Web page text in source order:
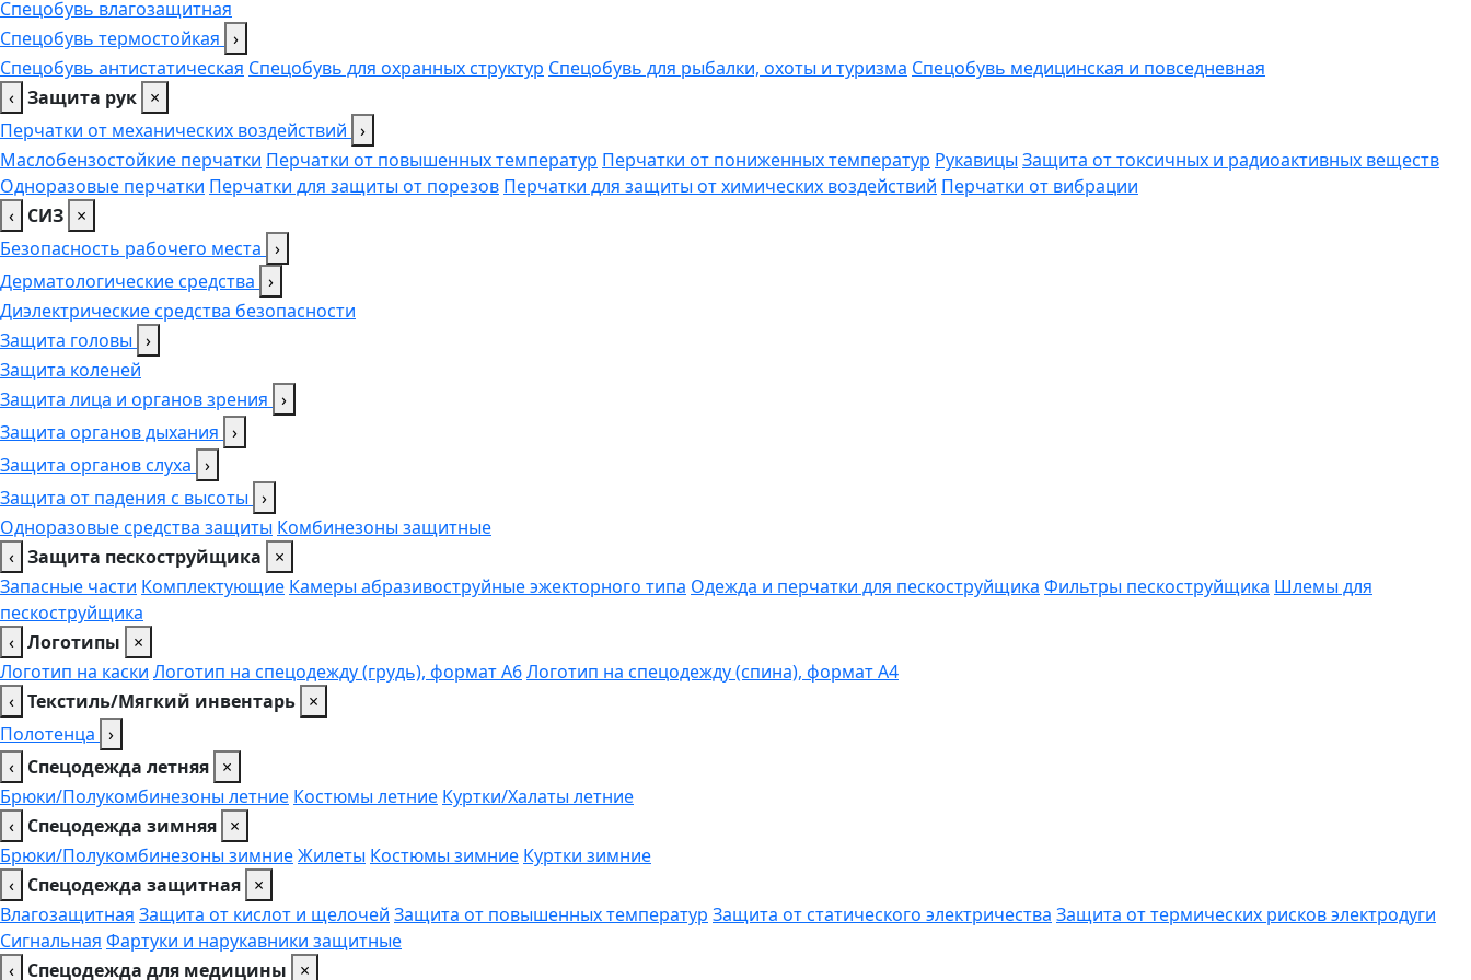
Спецобувь влагозащитная
Спецобувь термостойкая ›
Спецобувь антистатическая Спецобувь для охранных структур Спецобувь для рыбалки, охоты и туризма Спецобувь медицинская и повседневная
‹ Защита рук ×
Перчатки от механических воздействий ›
Маслобензостойкие перчатки Перчатки от повышенных температур Перчатки от пониженных температур Рукавицы Защита от токсичных и радиоактивных веществ
Одноразовые перчатки Перчатки для защиты от порезов Перчатки для защиты от химических воздействий Перчатки от вибрации
‹ СИЗ ×
Безопасность рабочего места ›
Дерматологические средства ›
Диэлектрические средства безопасности
Защита головы ›
Защита коленей
Защита лица и органов зрения ›
Защита органов дыхания ›
Защита органов слуха ›
Защита от падения с высоты ›
Одноразовые средства защиты Комбинезоны защитные
‹ Защита пескоструйщика
×
Запасные части Комплектующие Камеры абразивоструйные эжекторного типа Одежда и перчатки для пескоструйщика Фильтры пескоструйщика Шлемы для
пескоструйщика
‹ Логотипы
×
Логотип на каски Логотип на спецодежду (грудь), формат А6Логотип на спецодежду (спина), формат А4
‹ Текстиль/Мягкий инвентарь ×
Полотенца ›
‹ Спецодежда летняя ×
Брюки/Полукомбинезоны летние Костюмы летние Куртки/Халаты летние
‹ Спецодежда зимняя ×
Брюки/Полукомбинезоны зимниеЖилеты Костюмы зимние Куртки зимние
‹ Спецодежда защитная ×
Влагозащитная Защита от кислот и щелочей Защита от повышенных температур Защита от статического электричества Защита от термических рисков электродуги
Сигнальная Фартуки и нарукавники защитные
‹ Спецодежда для медицины ×